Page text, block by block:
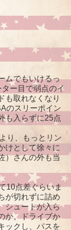
ムでもいけるっ
ー目で弱点のイ
も取れなくなり
のスリーポイン
も入らずに25点
り、もっとリン
けとして徐々に
）さんの外も当
10点差ぐらいま
が切れずに詰め
シュートが入ら
か。ドライブか
ックし、パスを